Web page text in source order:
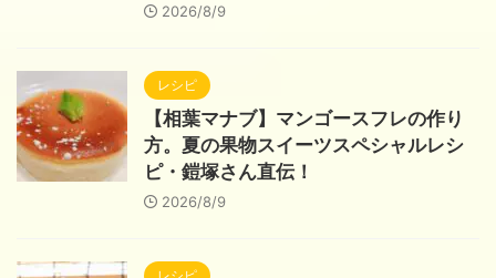
2026/8/9
レシピ
【相葉マナブ】マンゴースフレの作り
方。夏の果物スイーツスペシャルレシ
ピ・鎧塚さん直伝！
2026/8/9